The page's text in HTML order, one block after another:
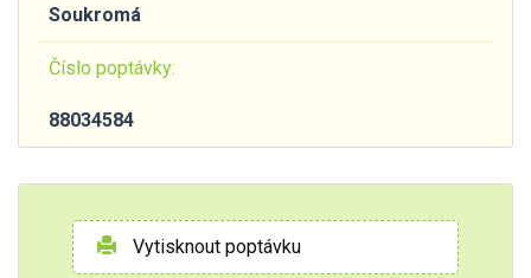
Soukromá
Číslo poptávky:
88034584
Vytisknout poptávku